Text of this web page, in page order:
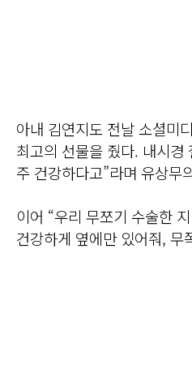
아내 김연지도 전날 소셜미
최고의 선물을 줬다. 내시
주 건강하다고”라며 유상무
이어 “우리 무쪼기 수술한
건강하게 옆에만 있어줘, 무